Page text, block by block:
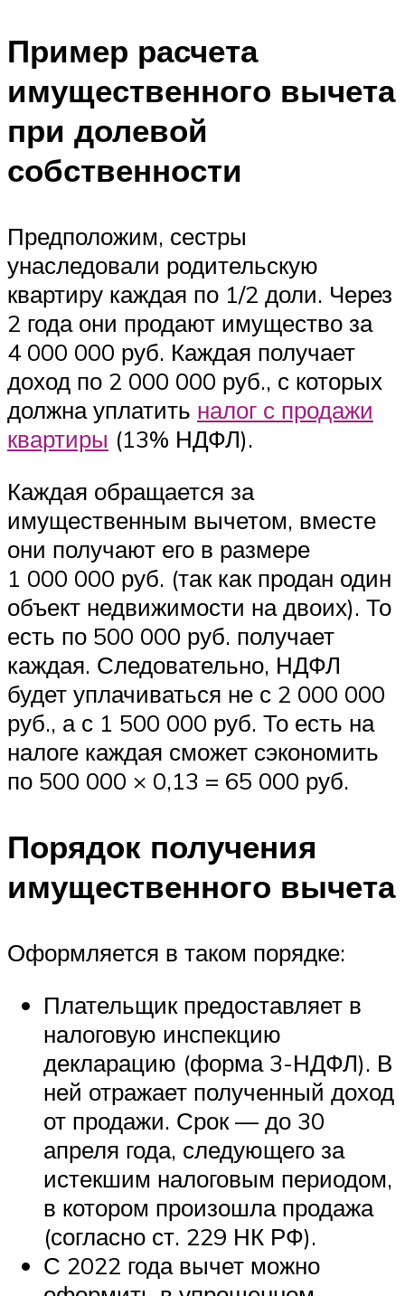
Пример расчета
имущественного вычета
при долевой
собственности
Предположим, сестры
унаследовали родительскую
квартиру каждая по 1/2 доли. Через
2 года они продают имущество за
4 000 000 руб. Каждая получает
доход по 2 000 000 руб., с которых
должна уплатить налог с продажи
квартиры (13% НДФЛ).
Каждая обращается за
имущественным вычетом, вместе
они получают его в размере
1 000 000 руб. (так как продан один
объект недвижимости на двоих). То
есть по 500 000 руб. получает
каждая. Следовательно, НДФЛ
будет уплачиваться не с 2 000 000
руб., а с 1 500 000 руб. То есть на
налоге каждая сможет сэкономить
по 500 000 × 0,13 = 65 000 руб.
Порядок получения
имущественного вычета
Оформляется в таком порядке:
Плательщик предоставляет в
налоговую инспекцию
декларацию (форма 3-НДФЛ). В
ней отражает полученный доход
от продажи. Срок — до 30
апреля года, следующего за
истекшим налоговым периодом,
в котором произошла продажа
(согласно ст. 229 НК РФ).
С 2022 года вычет можно